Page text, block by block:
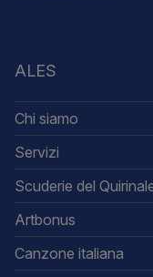
ALES
Chi siamo
Servizi
Scuderie del
Artbonus
Canzone italiana